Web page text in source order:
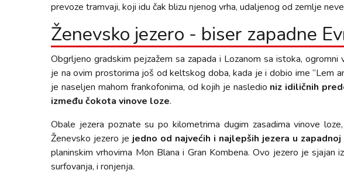
prevoze tramvaji, koji idu čak blizu njenog vrha, udaljenog od zemlje
Ženevsko jezero - biser zapadne
Obgrljeno gradskim pejzažem sa zapada i Lozanom sa istoka,
je na ovim prostorima još od keltskog doba, kada je i dobio ime “Lem
je naseljen mahom frankofonima, od kojih je nasledio niz idiličnih
između čokota vinove loze.
Obale jezera poznate su po kilometrima dugim zasadima vinove
Ženevsko jezero je jedno od najvećih i najlepših jezera u zapadnoj
planinskim vrhovima Mon Blana i Gran Kombena. Ovo jezero je sjajan
surfovanja, i ronjenja.